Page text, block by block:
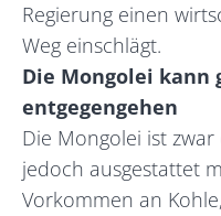
Regierung einen
Weg einschlägt.
Die Mongolei kann
entgegengehen
Die Mongolei ist
jedoch ausgestattet
Vorkommen an